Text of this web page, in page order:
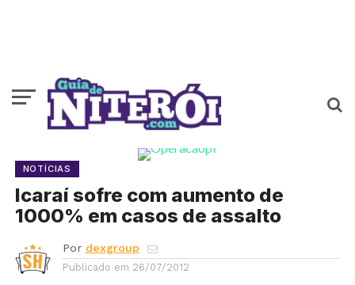
NOTÍCIAS
Icaraí sofre com aumento de
1000% em casos de assalto
Por dexgroup
Publicado em 26/07/2012